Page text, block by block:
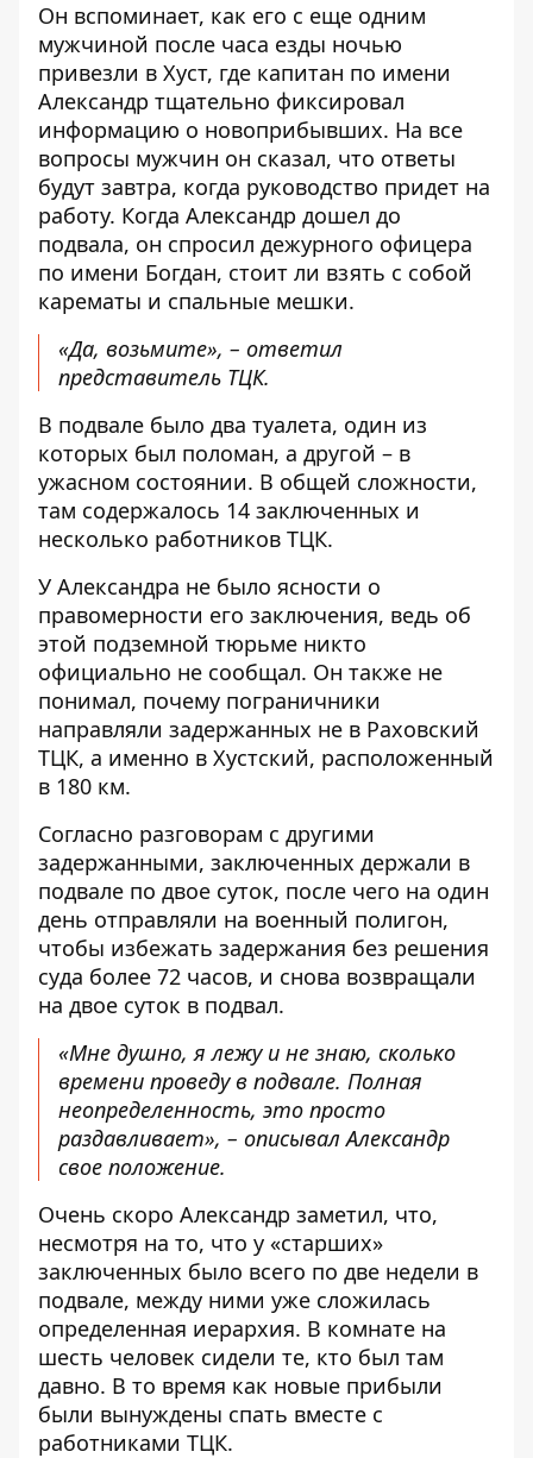
Он вспоминает, как его с еще одним
мужчиной после часа езды ночью
привезли в Хуст, где капитан по имени
Александр тщательно фиксировал
информацию о новоприбывших. На все
вопросы мужчин он сказал, что ответы
будут завтра, когда руководство придет на
работу. Когда Александр дошел до
подвала, он спросил дежурного офицера
по имени Богдан, стоит ли взять с собой
карематы и спальные мешки.
«Да, возьмите», – ответил
представитель ТЦК.
В подвале было два туалета, один из
которых был поломан, а другой – в
ужасном состоянии. В общей сложности,
там содержалось 14 заключенных и
несколько работников ТЦК.
У Александра не было ясности о
правомерности его заключения, ведь об
этой подземной тюрьме никто
официально не сообщал. Он также не
понимал, почему пограничники
направляли задержанных не в Раховский
ТЦК, а именно в Хустский, расположенный
в 180 км.
Согласно разговорам с другими
задержанными, заключенных держали в
подвале по двое суток, после чего на один
день отправляли на военный полигон,
чтобы избежать задержания без решения
суда более 72 часов, и снова возвращали
на двое суток в подвал.
«Мне душно, я лежу и не знаю, сколько
времени проведу в подвале. Полная
неопределенность, это просто
раздавливает», – описывал Александр
свое положение.
Очень скоро Александр заметил, что,
несмотря на то, что у «старших»
заключенных было всего по две недели в
подвале, между ними уже сложилась
определенная иерархия. В комнате на
шесть человек сидели те, кто был там
давно. В то время как новые прибыли
были вынуждены спать вместе с
работниками ТЦК.